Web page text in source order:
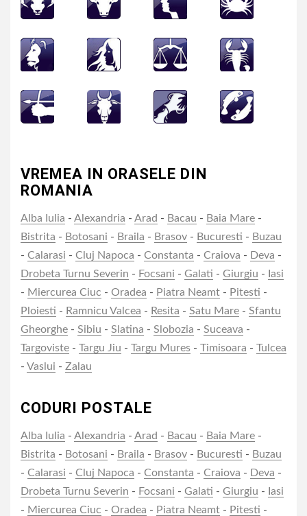
VREMEA IN ORASELE DIN
ROMANIA
Alba Iulia - Alexandria - Arad - Bacau - Baia Mare -
Bistrita - Botosani - Braila - Brasov - Bucuresti - Buzau
- Calarasi - Cluj Napoca - Constanta - Craiova - Deva -
Drobeta Turnu Severin - Focsani - Galati - Giurgiu - Iasi
- Miercurea Ciuc - Oradea - Piatra Neamt - Pitesti -
Ploiesti - Ramnicu Valcea - Resita - Satu Mare - Sfantu
Gheorghe - Sibiu - Slatina - Slobozia - Suceava -
Targoviste - Targu Jiu - Targu Mures - Timisoara - Tulcea
- Vaslui - Zalau
CODURI POSTALE
Alba Iulia - Alexandria - Arad - Bacau - Baia Mare -
Bistrita - Botosani - Braila - Brasov - Bucuresti - Buzau
- Calarasi - Cluj Napoca - Constanta - Craiova - Deva -
Drobeta Turnu Severin - Focsani - Galati - Giurgiu - Iasi
- Miercurea Ciuc - Oradea - Piatra Neamt - Pitesti -